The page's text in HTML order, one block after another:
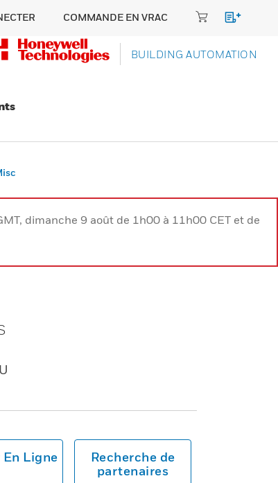
COMMANDE EN VRAC
BUILDING AUTOMATION
dimanche 9 août de 1h00 à 11h00 CET et de
Ligne
Recherche de
partenaires